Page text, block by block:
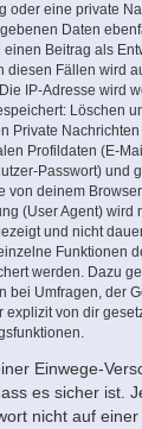
oder eine private
Daten
Beitrag als
diesen Fällen wird
IP-Adresse wird
Löschen
Private
Profildaten (E-
Passwort) und
von deinem
(User Agent) wird
und nicht
Funktionen
werden. Dazu
bei Umfragen, der
explizit von dir
Einwege-
es sicher ist.
nicht auf einer